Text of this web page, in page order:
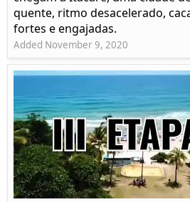
quente, ritmo desacelerado,
fortes e engajadas.
Added November 9, 2020